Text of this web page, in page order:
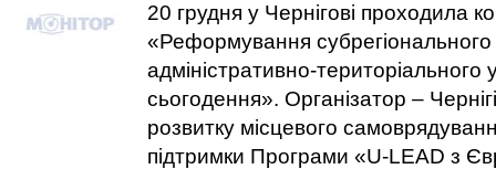
20 грудня у Чернігові проходила
«Реформування субрегіонального
адміністративно-територіального
сьогодення». Організатор –
розвитку місцевого
підтримки Програми «U-LEAD з